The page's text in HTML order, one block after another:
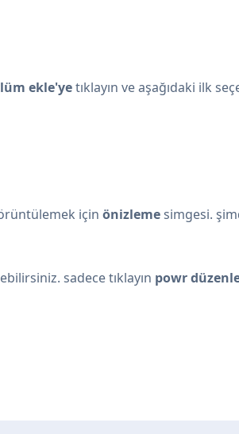
ekle'yetıklayın ve aşağıdaki ilk
için önizlemesimgesi.
sadece tıklayın powr